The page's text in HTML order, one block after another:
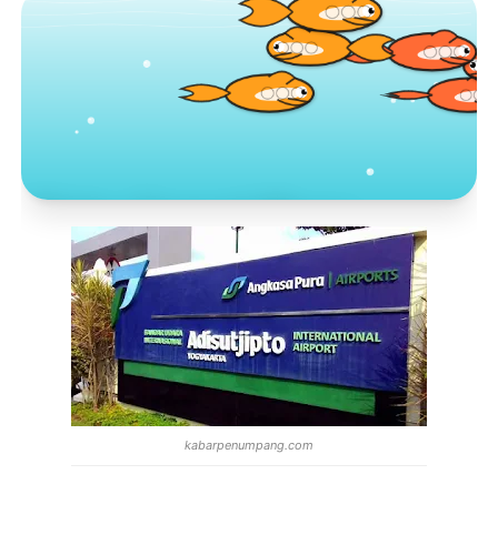
Toko Jurnal Rasa
KLIK / SENTUH UNTUK MENGUNJUNGI
kabarpenumpang.com